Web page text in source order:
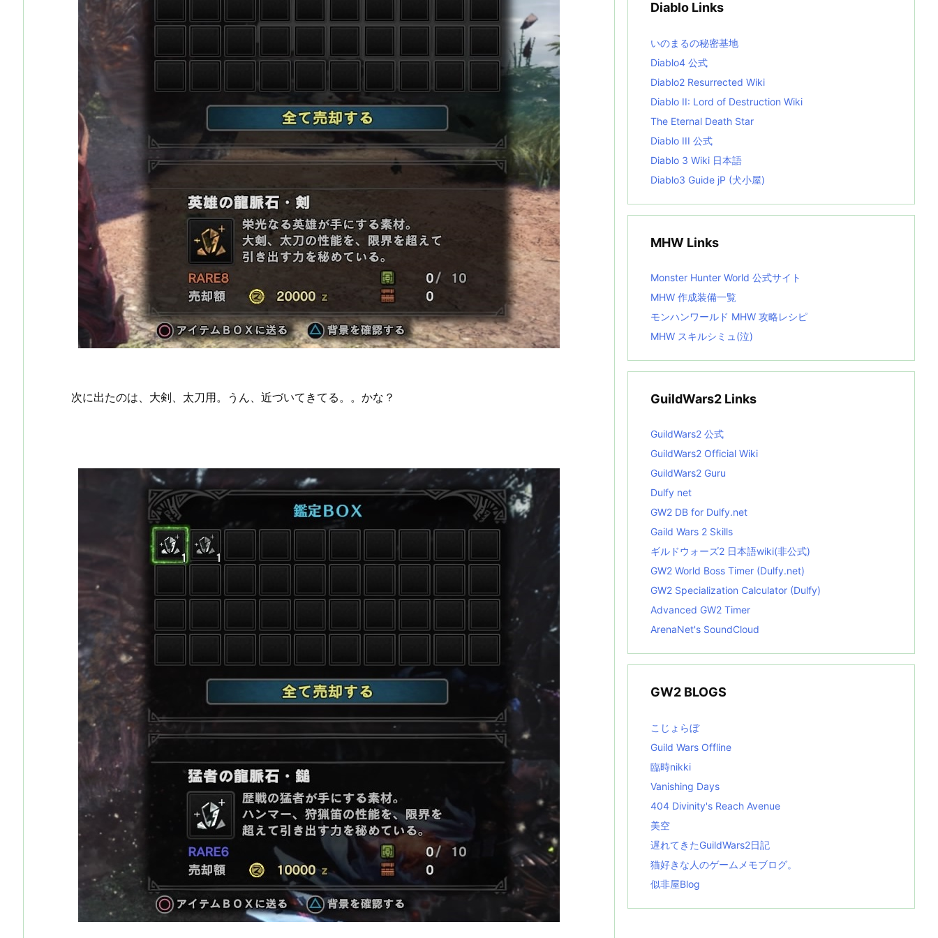
次に出たのは、大剣、太刀用。うん、近づいてきてる。。かな？
e
i
s
t
Diablo Links
いのまるの秘密基地
Diablo4 公式
Diablo2 Resurrected Wiki
Diablo II: Lord of Destruction Wiki
The Eternal Death Star
Diablo III 公式
Diablo 3 Wiki 日本語
Diablo3 Guide jP (犬小屋)
MHW Links
Monster Hunter World 公式サイト
MHW 作成装備一覧
モンハンワールド MHW 攻略レシピ
MHW スキルシミュ(泣)
GuildWars2 Links
GuildWars2 公式
GuildWars2 Official Wiki
GuildWars2 Guru
Dulfy net
GW2 DB for Dulfy.net
Gaild Wars 2 Skills
ギルドウォーズ2 日本語wiki(非公式)
GW2 World Boss Timer (Dulfy.net)
GW2 Specialization Calculator (Dulfy)
Advanced GW2 Timer
ArenaNet's SoundCloud
GW2 BLOGS
こじょらぼ
Guild Wars Offline
臨時nikki
Vanishing Days
404 Divinity's Reach Avenue
美空
遅れてきたGuildWars2日記
猫好きな人のゲームメモブログ。
似非屋Blog